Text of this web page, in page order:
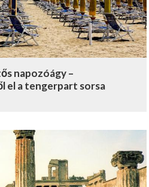
napozóágy –
el a tengerpart sorsa